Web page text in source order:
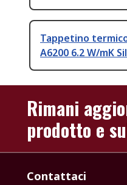
Tappetino
A6200 6.2 W/mK
Rimani
prodotto e
Contattaci